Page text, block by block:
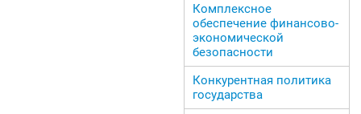
Комплексное
обеспечение финансово-
экономической
безопасности
Конкурентная политика
государства